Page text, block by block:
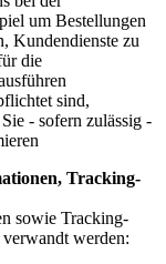
um Bestellungen
Kundendienste zu
die
sind,
- sofern zulässig -
Tracking-
sowie Tracking-
werden: